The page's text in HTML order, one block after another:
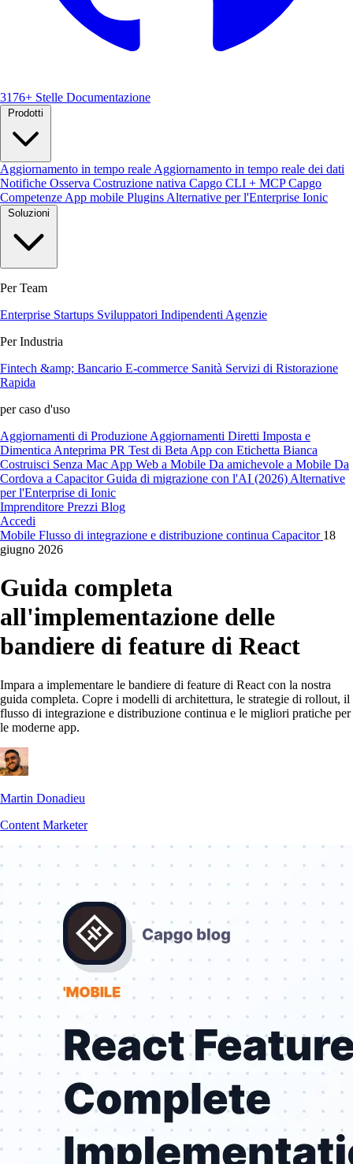
3176+ Stelle Documentazione
Prodotti
Aggiornamento in tempo reale Aggiornamento in tempo reale dei dati
Notifiche Osserva Costruzione nativa Capgo CLI + MCPCapgo
Competenze App mobile Plugins Alternative per l'Enterprise Ionic
Soluzioni
Per Team
Enterprise Startups Sviluppatori Indipendenti Agenzie
Per Industria
Fintech &amp; Bancario E-commerce Sanità Servizi di Ristorazione
Rapida
per caso d'uso
Aggiornamenti di Produzione Aggiornamenti Diretti Imposta e
Dimentica Anteprima PR Test di Beta App con Etichetta Bianca
Costruisci Senza Mac App Web a Mobile Da amichevole a Mobile Da
Cordova a CapacitorGuida di migrazione con l'AI (2026) Alternative
per l'Enterprise di Ionic
Imprenditore Prezzi Blog
Accedi
Mobile Flusso di integrazione e distribuzione continua Capacitor 18
giugno 2026
Guida completa
all'implementazione delle
bandiere di feature di React
Impara a implementare le bandiere di feature di React con la nostra
guida completa. Copre i modelli di architettura, le strategie di rollout, il
flusso di integrazione e distribuzione continua e le migliori pratiche per
le moderne app.
Martin Donadieu
Content Marketer